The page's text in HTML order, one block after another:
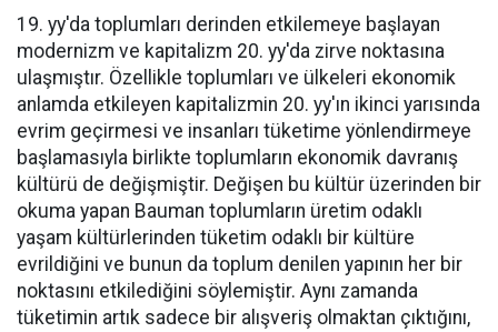
19. yy'da toplumları derinden etkilemeye başlayan
modernizm ve kapitalizm 20. yy'da zirve noktasına
ulaşmıştır. Özellikle toplumları ve ülkeleri ekonomik
anlamda etkileyen kapitalizmin 20. yy'ın ikinci yarısında
evrim geçirmesi ve insanları tüketime yönlendirmeye
başlamasıyla birlikte toplumların ekonomik davranış
kültürü de değişmiştir. Değişen bu kültür üzerinden bir
okuma yapan Bauman toplumların üretim odaklı
yaşam kültürlerinden tüketim odaklı bir kültüre
evrildiğini ve bunun da toplum denilen yapının her bir
noktasını etkilediğini söylemiştir. Aynı zamanda
tüketimin artık sadece bir alışveriş olmaktan çıktığını,